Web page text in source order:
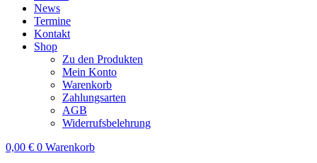
News
Termine
Kontakt
Shop
Zu den Produkten
Mein Konto
Warenkorb
Zahlungsarten
AGB
Widerrufsbelehrung
0,00 € 0 Warenkorb